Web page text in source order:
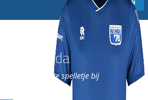
van Rohda
van het leukste spelletje bij